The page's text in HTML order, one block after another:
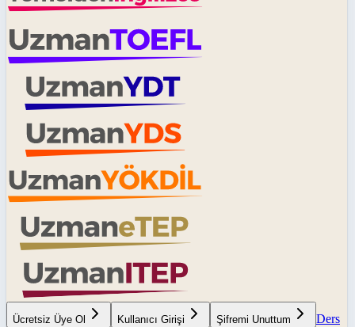
Ücretsiz Üye Ol Kullanıcı Girişi Şifremi Unuttum
Ders